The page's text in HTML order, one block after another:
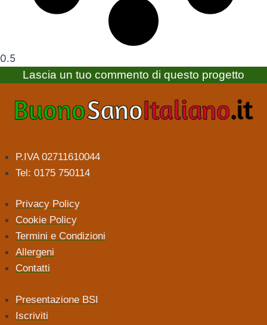
Lascia un tuo commento di questo progetto
P.IVA 02711610044
Tel: 0175 750114
Privacy Policy
Cookie Policy
Termini e Condizioni
Allergeni
Contatti
Presentazione BSI
Iscriviti